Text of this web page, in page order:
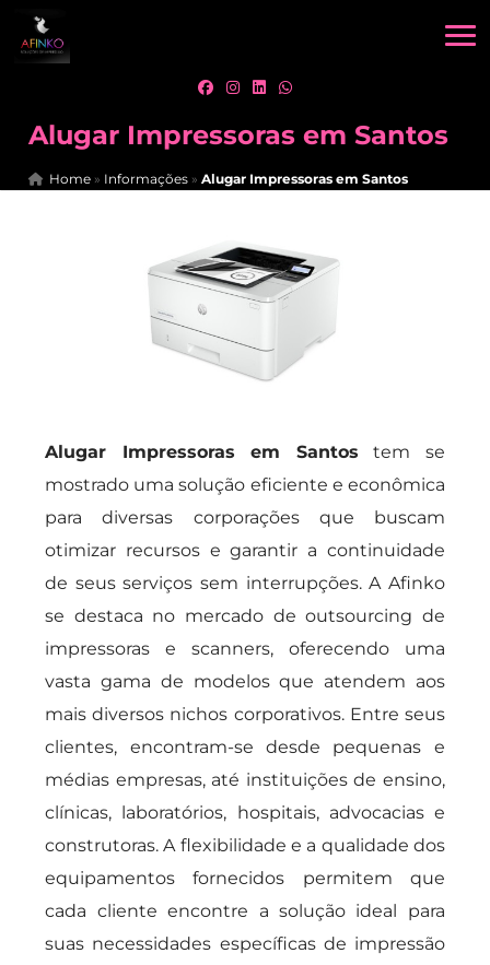
Alugar Impressoras em Santos
Home » Informações »Alugar Impressoras em Santos
Alugar Impressoras em Santos tem se
mostrado uma solução eficiente e econômica
para diversas corporações que buscam
otimizar recursos e garantir a continuidade
de seus serviços sem interrupções. A Afinko
se destaca no mercado de outsourcing de
impressoras e scanners, oferecendo uma
vasta gama de modelos que atendem aos
mais diversos nichos corporativos. Entre seus
clientes, encontram-se desde pequenas e
médias empresas, até instituições de ensino,
clínicas, laboratórios, hospitais, advocacias e
construtoras. A flexibilidade e a qualidade dos
equipamentos fornecidos permitem que
cada cliente encontre a solução ideal para
suas necessidades específicas de impressão